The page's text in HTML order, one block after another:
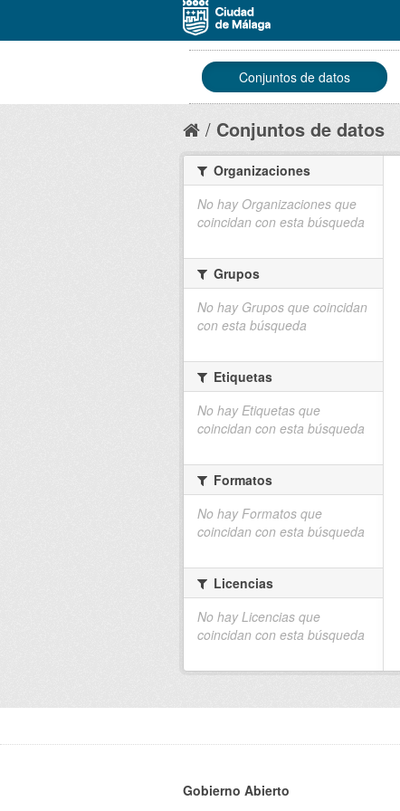
Conjuntos de datos
Conjuntos de datos
Organizaciones
No hay Organizaciones que
coincidan con esta búsqueda
Grupos
No hay Grupos que coincidan
con esta búsqueda
Etiquetas
No hay Etiquetas que
coincidan con esta búsqueda
Formatos
No hay Formatos que
coincidan con esta búsqueda
Licencias
No hay Licencias que
coincidan con esta búsqueda
Gobierno Abierto